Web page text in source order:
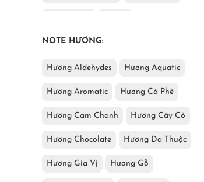
Yves Saint Laurent
NOTE HƯƠNG:
Hương Aldehydes Hương Aquatic
Hương Aromatic Hương Cà Phê
Hương Cam Chanh Hương Cây Cỏ
Hương Chocolate Hương Da Thuộc
Hương Gia Vị Hương Gỗ